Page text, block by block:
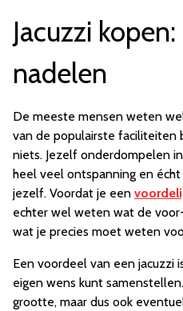
Jacuzzi
nadelen
De meeste mensen weten
van de populairste faciliteiten
niets. Jezelf onderdompelen
heel veel ontspanning en
jezelf. Voordat je een
echter wel weten wat de
wat je precies moet weten
Een voordeel van een jacuzzi
eigen wens kunt
grootte, maar dus ook